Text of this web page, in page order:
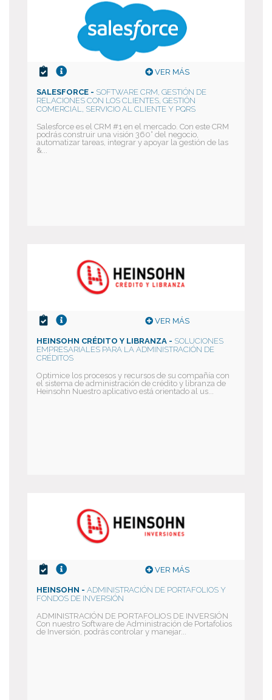
VER MÁS
SALESFORCE - SOFTWARE CRM, GESTIÓN DE
RELACIONES CON LOS CLIENTES, GESTIÓN
COMERCIAL, SERVICIO AL CLIENTE Y PQRS
Salesforce es el CRM #1 en el mercado. Con este CRM
podrás construir una visión 360° del negocio,
automatizar tareas, integrar y apoyar la gestión de las
&...
VER MÁS
HEINSOHN CRÉDITO Y LIBRANZA - SOLUCIONES
EMPRESARIALES PARA LA ADMINISTRACIÓN DE
CRÉDITOS
Optimice los procesos y recursos de su compañía con
el sistema de administración de crédito y libranza de
Heinsohn Nuestro aplicativo está orientado al us...
VER MÁS
HEINSOHN - ADMINISTRACIÓN DE PORTAFOLIOS Y
FONDOS DE INVERSIÓN
ADMINISTRACIÓN DE PORTAFOLIOS DE INVERSIÓN
Con nuestro Software de Administración de Portafolios
de Inversión, podrás controlar y manejar...